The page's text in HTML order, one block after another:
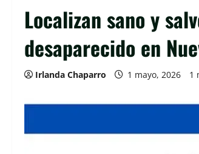
Localizan sano y
desaparecido en
Irlanda Chaparro 1 mayo, 2026 1